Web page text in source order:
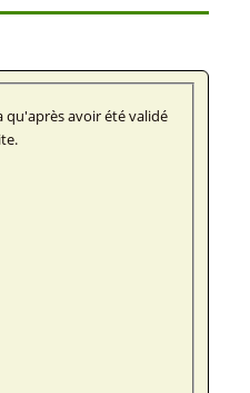
qu'après avoir été validé